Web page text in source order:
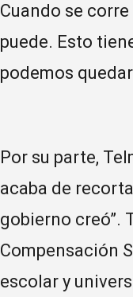
Cuando se
puede. Esto
podemos
Por su parte,
acaba de
gobierno creó”.
Compensación
escolar y